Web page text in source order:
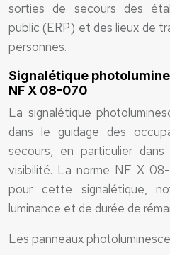
sorties de secours des
public (ERP) et des lieux de
personnes.
Signalétique
NF X 08-070
La signalétique
dans le guidage des
secours, en particulier
visibilité. La norme NF X
pour cette signalétique,
luminance et de durée de
Les panneaux